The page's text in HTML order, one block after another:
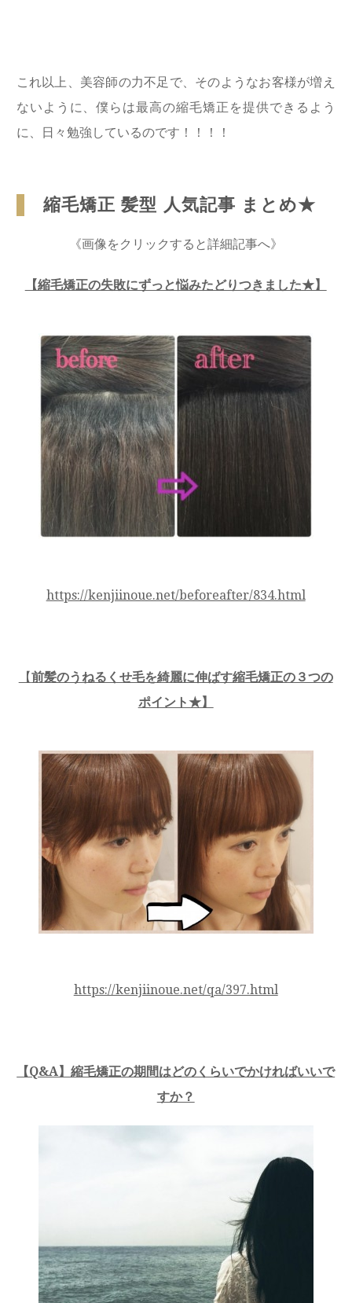
これ以上、美容師の力不足で、そのようなお客様が増え
ないように、僕らは最高の縮毛矯正を提供できるよう
に、日々勉強しているのです！！！！
縮毛矯正 髪型 人気記事 まとめ★
《画像をクリックすると詳細記事へ》
【縮毛矯正の失敗にずっと悩みたどりつきました★】
https://kenjiinoue.net/beforeafter/834.html
【前髪のうねるくせ毛を綺麗に伸ばす縮毛矯正の３つの
ポイント★】
https://kenjiinoue.net/qa/397.html
【Q&A】縮毛矯正の期間はどのくらいでかければいいで
すか？